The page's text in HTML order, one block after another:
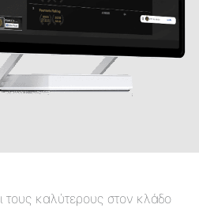
τους καλύτερους στον κλάδο